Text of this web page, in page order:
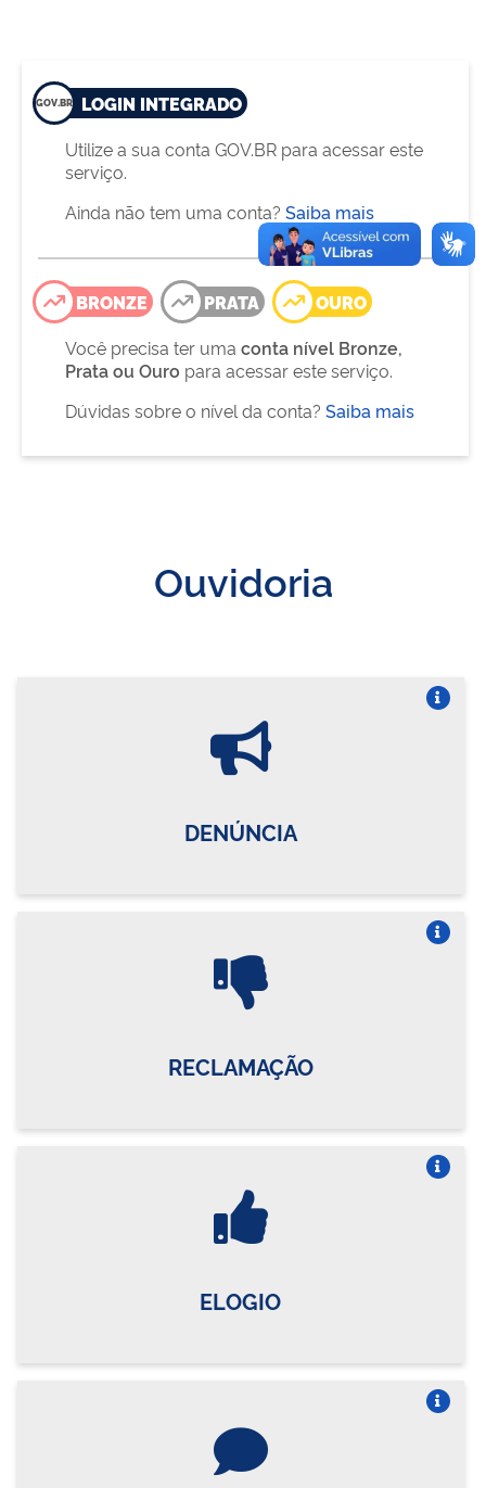
LOGIN INTEGRADO
Utilize a sua conta GOV.BR para acessar este
serviço.
Ainda não tem uma conta? Saiba mais
BRONZE PRATA
OURO
Você precisa ter uma conta nível Bronze,
Prata ou Ouro para acessar este serviço.
Dúvidas sobre o nível da conta? Saiba mais
Ouvidoria
DENÚNCIA
RECLAMAÇÃO
ELOGIO